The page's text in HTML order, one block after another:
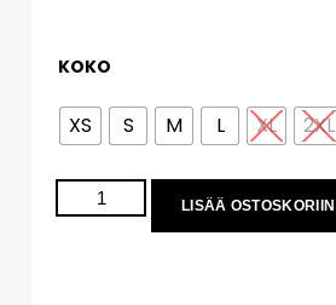
KOKO
XS S M L XL 2XL
LISÄÄ OSTOSKORIIN